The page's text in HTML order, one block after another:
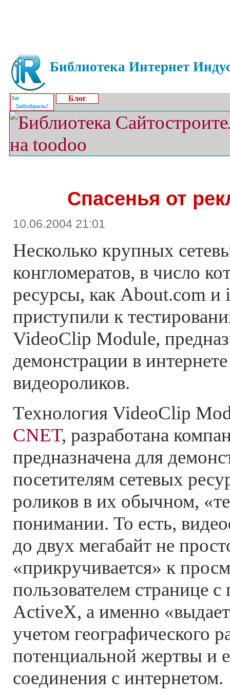
Библиотека Интернет
Забобрить!
Блог
Спасенья от
10.06.2004 21:01
Несколько крупных
конгломератов, в число
ресурсы, как About.com и
приступили к
VideoClip Module,
демонстрации в
видеороликов.
Технология VideoClip
CNET, разработана
предназначена для
посетителям сетевых
роликов в их обычном,
понимании. То есть,
до двух мегабайт не
«прикручивается» к
пользователем странице
ActiveX, а именно
учетом географического
потенциальной жертвы и
соединения с интернетом.